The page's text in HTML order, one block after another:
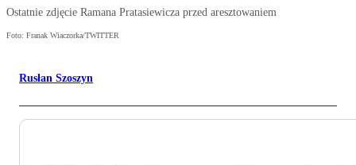
Ostatnie zdjęcie Ramana Pratasiewicza przed aresztowaniem
Foto: Franak Wiaczorka/TWITTER
Rusłan Szoszyn